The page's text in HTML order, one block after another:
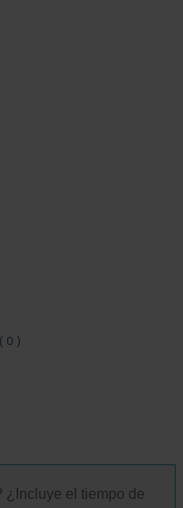
( 0 )
¿Incluye el tiempo de